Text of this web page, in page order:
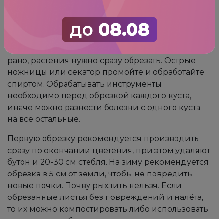
до 08.08
благоприятной средой для размножения
болезнетворных микроорганизмов. Обрезать
пионы в Подмосковье нужно в октябре, до
первых заморозков. Если заморозки пришли
рано, растения нужно сразу обрезать. Острые
ножницы или секатор промойте и обработайте
спиртом. Обрабатывать инструменты
необходимо перед обрезкой каждого куста,
иначе можно разнести болезни с одного куста
на все остальные.
Первую обрезку рекомендуется производить
сразу по окончании цветения, при этом удаляют
бутон и 20-30 см стебля. На зиму рекомендуется
обрезка в 5 см от земли, чтобы не повредить
новые почки. Почву рыхлить нельзя. Если
обрезанные листья без повреждений и налёта,
то их можно компостировать либо использовать